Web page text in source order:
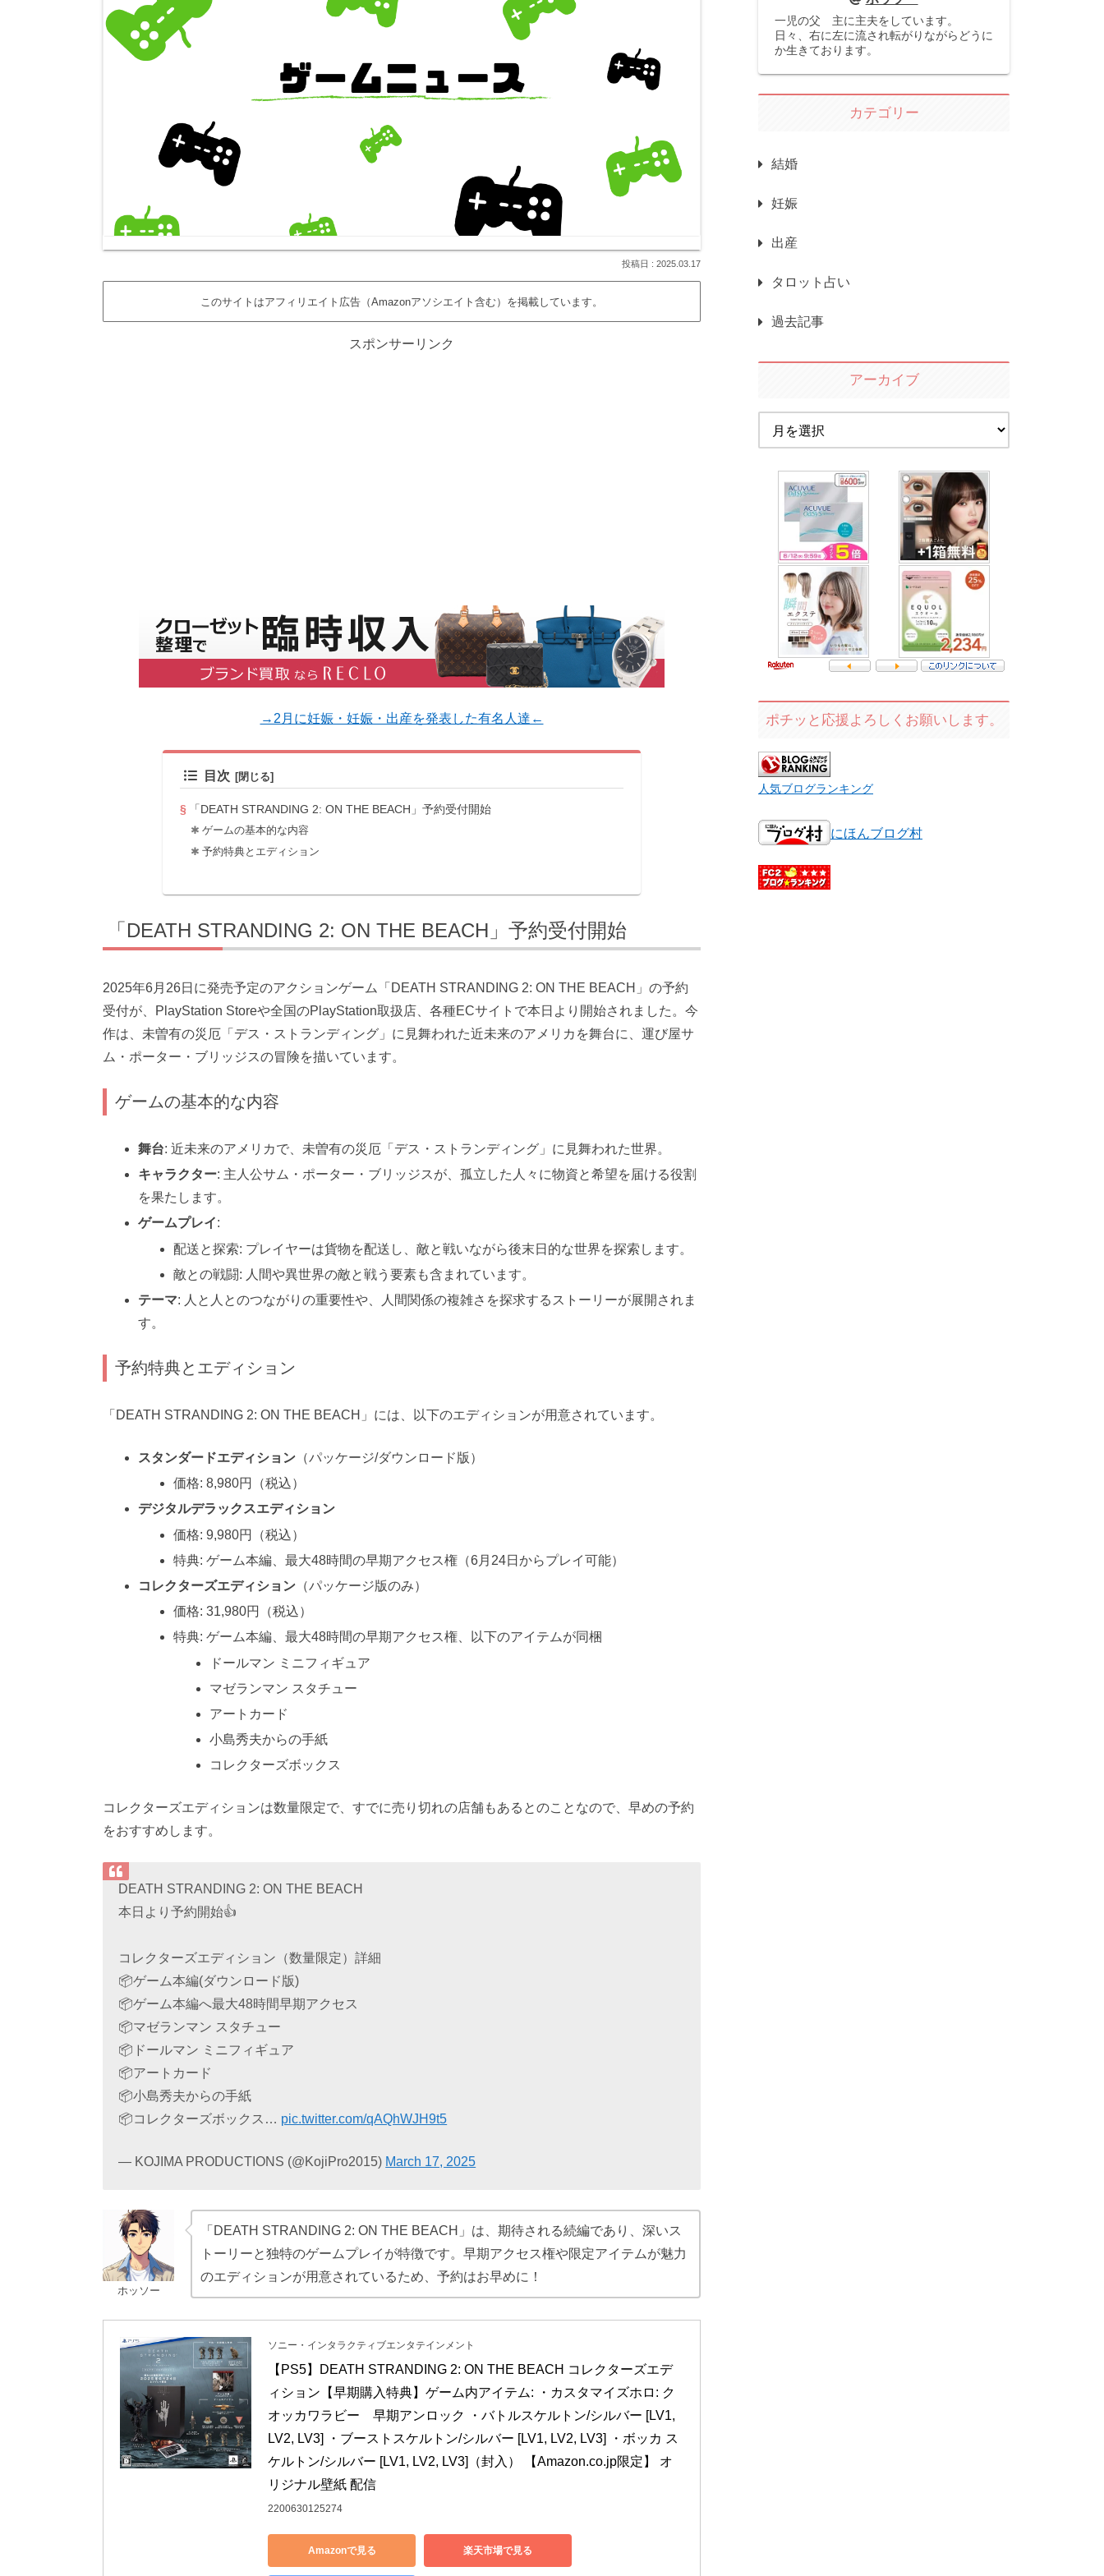
2025.03.17
このサイトはアフィリエイト広告（Amazonアソシエイト含む）を掲載しています。
スポンサーリンク
→2月に妊娠・妊娠・出産を発表した有名人達←
目次
「DEATH STRANDING 2: ON THE BEACH」予約受付開始
ゲームの基本的な内容
予約特典とエディション
「DEATH STRANDING 2: ON THE BEACH」予約受付開始
2025年6月26日に発売予定のアクションゲーム「DEATH STRANDING 2: ON THE BEACH」の予約
受付が、PlayStation Storeや全国のPlayStation取扱店、各種ECサイトで本日より開始されました。今
作は、未曽有の災厄「デス・ストランディング」に見舞われた近未来のアメリカを舞台に、運び屋サ
ム・ポーター・ブリッジスの冒険を描いています。
ゲームの基本的な内容
舞台: 近未来のアメリカで、未曽有の災厄「デス・ストランディング」に見舞われた世界。
キャラクター: 主人公サム・ポーター・ブリッジスが、孤立した人々に物資と希望を届ける役割
を果たします。
ゲームプレイ:
配送と探索: プレイヤーは貨物を配送し、敵と戦いながら後末日的な世界を探索します。
敵との戦闘: 人間や異世界の敵と戦う要素も含まれています。
テーマ: 人と人とのつながりの重要性や、人間関係の複雑さを探求するストーリーが展開されま
す。
予約特典とエディション
「DEATH STRANDING 2: ON THE BEACH」には、以下のエディションが用意されています。
スタンダードエディション （パッケージ/ダウンロード版）
価格: 8,980円（税込）
デジタルデラックスエディション
価格: 9,980円（税込）
特典: ゲーム本編、最大48時間の早期アクセス権（6月24日からプレイ可能）
コレクターズエディション （パッケージ版のみ）
価格: 31,980円（税込）
特典: ゲーム本編、最大48時間の早期アクセス権、以下のアイテムが同梱
ドールマン ミニフィギュア
マゼランマン スタチュー
アートカード
小島秀夫からの手紙
コレクターズボックス
コレクターズエディションは数量限定で、すでに売り切れの店舗もあるとのことなので、早めの予約
をおすすめします。
DEATH STRANDING 2: ON THE BEACH
本日より予約開始👍
コレクターズエディション（数量限定）詳細
📦ゲーム本編(ダウンロード版)
📦ゲーム本編へ最大48時間早期アクセス
📦マゼランマン スタチュー
📦ドールマン ミニフィギュア
📦アートカード
📦小島秀夫からの手紙
📦コレクターズボックス… pic.twitter.com/qAQhWJH9t5
— KOJIMA PRODUCTIONS (@KojiPro2015) March 17, 2025
ホッソー
「DEATH STRANDING 2: ON THE BEACH」は、期待される続編であり、深いス
トーリーと独特のゲームプレイが特徴です。早期アクセス権や限定アイテムが魅力
のエディションが用意されているため、予約はお早めに！
ソニー・インタラクティブエンタテインメント
【PS5】DEATH STRANDING 2: ON THE BEACH コレクターズエデ
ィション【早期購入特典】ゲーム内アイテム: ・カスタマイズホロ: ク
オッカワラビー　早期アンロック ・バトルスケルトン/シルバー [LV1,
LV2, LV3] ・ブーストスケルトン/シルバー [LV1, LV2, LV3] ・ボッカ ス
ケルトン/シルバー [LV1, LV2, LV3]（封入） 【Amazon.co.jp限定】 オ
リジナル壁紙 配信
2200630125274
Amazonで見る 楽天市場で見る
一児の父 主に主夫をしています。
日々、右に左に流され転がりながらどうに
か生きております。
カテゴリー
結婚
妊娠
出産
タロット占い
過去記事
アーカイブ
ポチッと応援よろしくお願いします。
人気ブログランキング
にほんブログ村